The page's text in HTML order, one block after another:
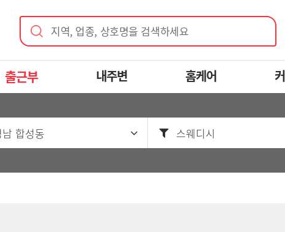
지역, 업종, 상호명을 검색하세요
출근부 내주변 홈케어
남 합성동 스웨디시